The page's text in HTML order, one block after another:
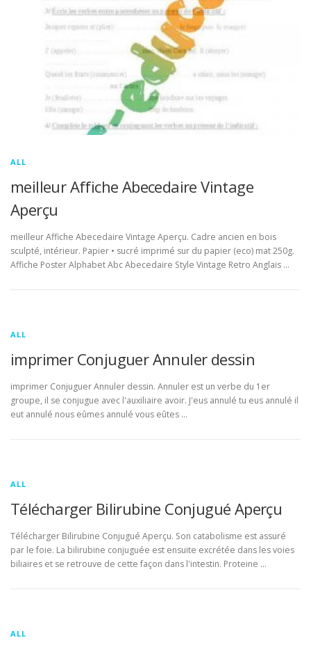
ALL
meilleur Affiche Abecedaire Vintage
Aperçu
meilleur Affiche Abecedaire Vintage Aperçu. Cadre ancien en bois
sculpté, intérieur. Papier • sucré imprimé sur du papier (eco) mat 250g.
Affiche Poster Alphabet Abc Abecedaire Style Vintage Retro Anglais …
ALL
imprimer Conjuguer Annuler dessin
imprimer Conjuguer Annuler dessin. Annuler est un verbe du 1er
groupe, il se conjugue avec l'auxiliaire avoir. J'eus annulé tu eus annulé il
eut annulé nous eûmes annulé vous eûtes …
ALL
Télécharger Bilirubine Conjugué Aperçu
Télécharger Bilirubine Conjugué Aperçu. Son catabolisme est assuré
par le foie. La bilirubine conjuguée est ensuite excrétée dans les voies
biliaires et se retrouve de cette façon dans l'intestin. Proteine …
ALL